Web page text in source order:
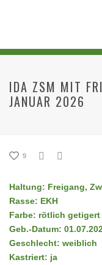
IDA ZSM MIT
JANUAR 2026
9
Haltung: Freigang,
Rasse: EKH
Farbe: rötlich getigert
Geb.-Datum:
Geschlecht: weiblich
Kastriert: ja